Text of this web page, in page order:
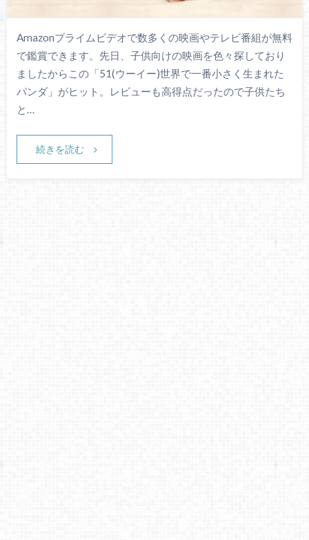
Amazonプライムビデオで数多くの映画やテレビ番組が無料
で鑑賞できます。先日、子供向けの映画を色々探しており
ましたからこの「51(ウーイー)世界で一番小さく生まれた
パンダ」がヒット。レビューも高得点だったので子供たち
と…
続きを読む